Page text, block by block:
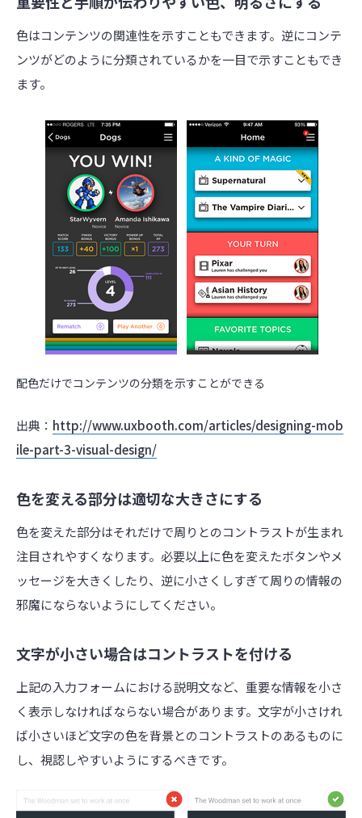
色はコンテンツの関連性を示すこともできます。逆にコンテ
ンツがどのように分類されているかを一目で示すこともでき
ます。
配色だけでコンテンツの分類を示すことができる
出典： http://www.uxbooth.com/articles/designing-mob
ile-part-3-visual-design/
色を変える部分は適切な大きさにする
色を変えた部分はそれだけで周りとのコントラストが生まれ
注目されやすくなります。必要以上に色を変えたボタンやメ
ッセージを大きくしたり、逆に小さくしすぎて周りの情報の
邪魔にならないようにしてください。
文字が小さい場合はコントラストを付ける
上記の入力フォームにおける説明文など、重要な情報を小さ
く表示しなければならない場合があります。文字が小さけれ
ば小さいほど文字の色を背景とのコントラストのあるものに
し、視認しやすいようにするべきです。